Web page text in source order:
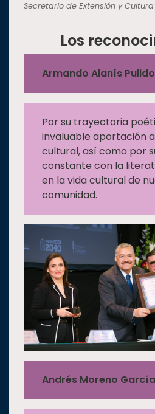
Secretario de Extensión y Cultura
Los
Armando Alanís Pulido
Por su trayectoria
invaluable aportación
cultural, así como por
constante con la
en la vida cultural de
comunidad.
Andrés Moreno García